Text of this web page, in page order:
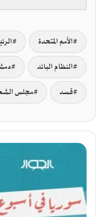
الأمم المتحدة
النظام البائد
قسد
مجلس
ز
ر
ة
ت